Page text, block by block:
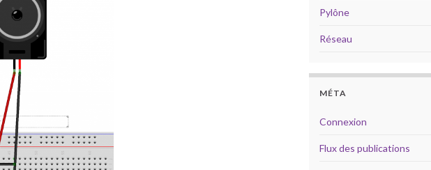
Pylône
Réseau
MÉTA
Connexion
Flux des publications